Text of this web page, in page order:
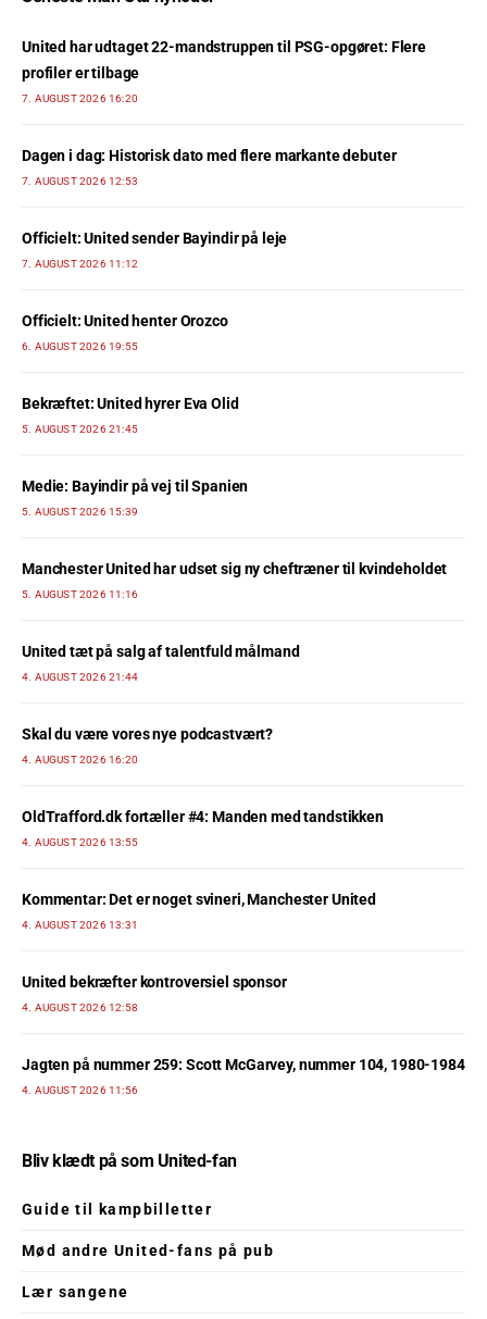
United har udtaget 22-mandstruppen til PSG-opgøret: Flere
profiler er tilbage
7. AUGUST 2026 16:20
Dagen i dag: Historisk dato med flere markante debuter
7. AUGUST 2026 12:53
Officielt: United sender Bayindir på leje
7. AUGUST 2026 11:12
Officielt: United henter Orozco
6. AUGUST 2026 19:55
Bekræftet: United hyrer Eva Olid
5. AUGUST 2026 21:45
Medie: Bayindir på vej til Spanien
5. AUGUST 2026 15:39
Manchester United har udset sig ny cheftræner til kvindeholdet
5. AUGUST 2026 11:16
United tæt på salg af talentfuld målmand
4. AUGUST 2026 21:44
Skal du være vores nye podcastvært?
4. AUGUST 2026 16:20
OldTrafford.dk fortæller #4: Manden med tandstikken
4. AUGUST 2026 13:55
Kommentar: Det er noget svineri, Manchester United
4. AUGUST 2026 13:31
United bekræfter kontroversiel sponsor
4. AUGUST 2026 12:58
Jagten på nummer 259: Scott McGarvey, nummer 104, 1980-1984
4. AUGUST 2026 11:56
Bliv klædt på som United-fan
Guide til kampbilletter
Mød andre United-fans på pub
Lær sangene